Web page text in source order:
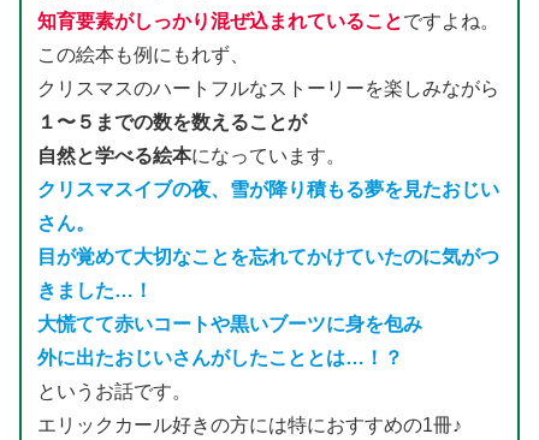
知育要素がしっかり混ぜ込まれていることですよね。
この絵本も例にもれず、
クリスマスのハートフルなストーリーを楽しみながら
１〜５までの数を数えることが
自然と学べる絵本になっています。
クリスマスイブの夜、雪が降り積もる夢を見たおじい
さん。
目が覚めて大切なことを忘れてかけていたのに気がつ
きました…！
大慌てて赤いコートや黒いブーツに身を包み
外に出たおじいさんがしたこととは…！？
というお話です。
エリックカール好きの方には特におすすめの1冊♪